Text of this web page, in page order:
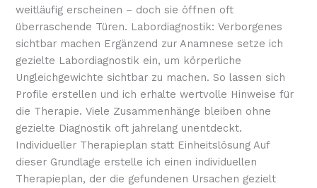
weitläufig erscheinen – doch sie öffnen oft
überraschende Türen. Labordiagnostik: Verborgenes
sichtbar machen Ergänzend zur Anamnese setze ich
gezielte Labordiagnostik ein, um körperliche
Ungleichgewichte sichtbar zu machen. So lassen sich
Profile erstellen und ich erhalte wertvolle Hinweise für
die Therapie. Viele Zusammenhänge bleiben ohne
gezielte Diagnostik oft jahrelang unentdeckt.
Individueller Therapieplan statt Einheitslösung Auf
dieser Grundlage erstelle ich einen individuellen
Therapieplan, der die gefundenen Ursachen gezielt